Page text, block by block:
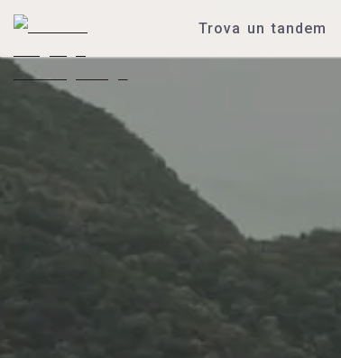
Trova un tandem